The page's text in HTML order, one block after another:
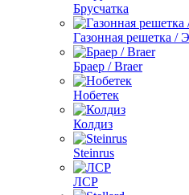
Брусчатка
Газонная решетка /
Браер / Braer
Нобетек
Колдиз
Steinrus
ЛСР